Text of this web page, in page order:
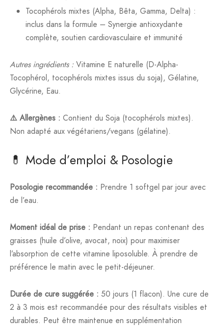
Tocophérols mixtes (Alpha, Bêta, Gamma, Delta) :
inclus dans la formule – Synergie antioxydante
complète, soutien cardiovasculaire et immunité
Autres ingrédients : Vitamine E naturelle (D-Alpha-
Tocophérol, tocophérols mixtes issus du soja), Gélatine,
Glycérine, Eau.
⚠️ Allergènes : Contient du Soja (tocophérols mixtes).
Non adapté aux végétariens/vegans (gélatine).
💊 Mode d’emploi & Posologie
Posologie recommandée : Prendre 1 softgel par jour avec
de l’eau.
Moment idéal de prise : Pendant un repas contenant des
graisses (huile d’olive, avocat, noix) pour maximiser
l’absorption de cette vitamine liposoluble. À prendre de
préférence le matin avec le petit-déjeuner.
Durée de cure suggérée : 50 jours (1 flacon). Une cure de
2 à 3 mois est recommandée pour des résultats visibles et
durables. Peut être maintenue en supplémentation